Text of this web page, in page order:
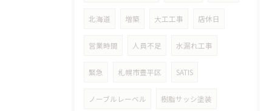
北海道 増築 大工工事 店休日
営業時間 人員不足 水漏れ工事
緊急 札幌市豊平区 SATIS
ノーブルレーベル 樹脂サッシ塗装